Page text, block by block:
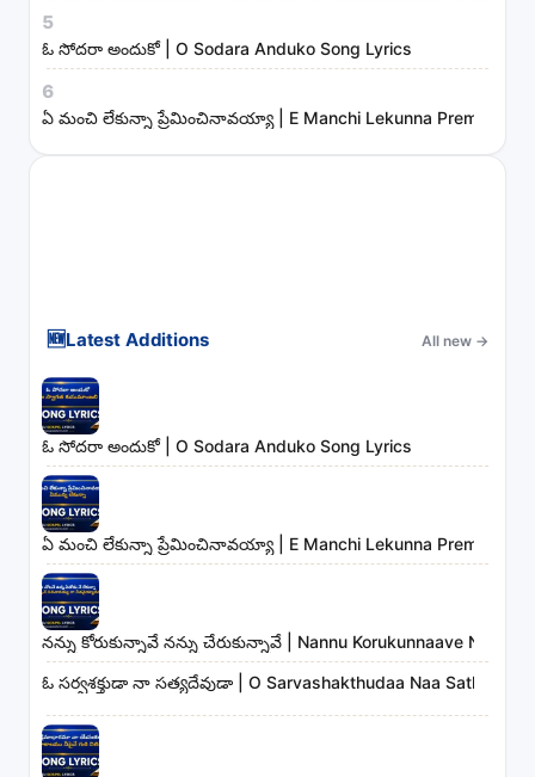
s
5
ఓ సోదరా అందుకో | O Sodara Anduko Song Lyrics
6
ఏ మంచి లేకున్నా ప్రేమించినావయ్యా | E Manchi Lekunna
🆕Latest Additions All new →
ఓ సోదరా అందుకో | O Sodara Anduko Song Lyrics
ఏ మంచి లేకున్నా ప్రేమించినావయ్యా | E Manchi Lekunna
నన్ను కోరుకున్నావే నన్ను చేరుకున్నావే | Nannu Korukunnaave Nannu
ఓ సర్వశక్తుడా నా సత్యదేవుడా | O Sarvashakthudaa Naa